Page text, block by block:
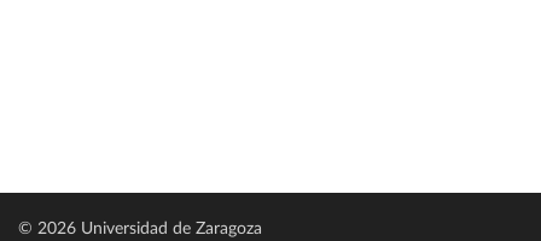
© 2026 Universidad de Zaragoza